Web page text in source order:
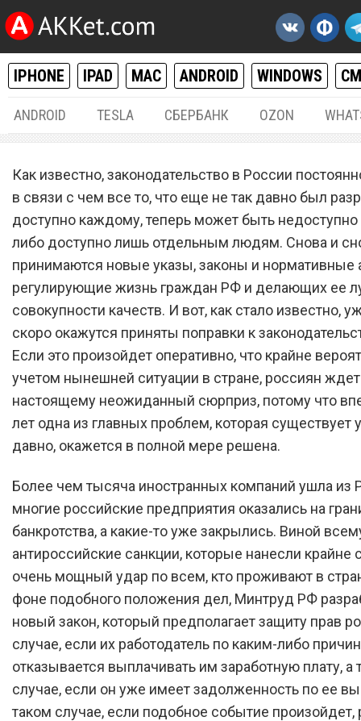
IPHONE IPAD MAC ANDROID WINDOWS
ANDROID TESLA СБЕРБАНК OZON
Три зарплаты за раз. С 1
сентября всех
официально ждет
неожиданный сюрприз
Как известно, законодательство в России
в связи с чем все то, что еще не так давно был
доступно каждому, теперь может быть недоступно
либо доступно лишь отдельным людям. Снова и
принимаются новые указы, законы и нормативные
регулирующие жизнь граждан РФ и делающих ее
совокупности качеств. И вот, как стало известно,
скоро окажутся приняты поправки к
Если это произойдет оперативно, что крайне
учетом нынешней ситуации в стране, россиян
настоящему неожиданный сюрприз, потому что
лет одна из главных проблем, которая существует
давно, окажется в полной мере решена.
Более чем тысяча иностранных компаний ушла из
многие российские предприятия оказались на
банкротства, а какие-то уже закрылись. Виной
антироссийские санкции, которые нанесли крайне
очень мощный удар по всем, кто проживают в
фоне подобного положения дел, Минтруд РФ
новый закон, который предполагает защиту прав
случае, если их работодатель по каким-либо
отказывается выплачивать им заработную плату, а
случае, если он уже имеет задолженность по ее
таком случае, если подобное событие произойдет,